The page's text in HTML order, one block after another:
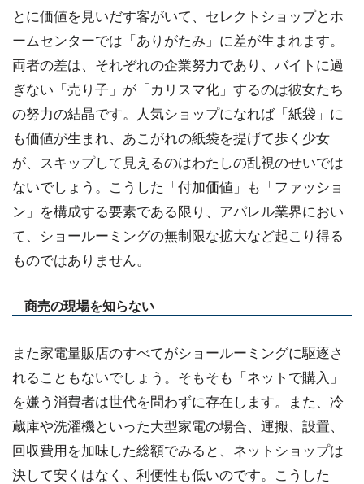
とに価値を見いだす客がいて、セレクトショップとホ
ームセンターでは「ありがたみ」に差が生まれます。
両者の差は、それぞれの企業努力であり、バイトに過
ぎない「売り子」が「カリスマ化」するのは彼女たち
の努力の結晶です。人気ショップになれば「紙袋」に
も価値が生まれ、あこがれの紙袋を提げて歩く少女
が、スキップして見えるのはわたしの乱視のせいでは
ないでしょう。こうした「付加価値」も「ファッショ
ン」を構成する要素である限り、アパレル業界におい
て、ショールーミングの無制限な拡大など起こり得る
ものではありません。
商売の現場を知らない
また家電量販店のすべてがショールーミングに駆逐さ
れることもないでしょう。そもそも「ネットで購入」
を嫌う消費者は世代を問わずに存在します。また、冷
蔵庫や洗濯機といった大型家電の場合、運搬、設置、
回収費用を加味した総額でみると、ネットショップは
決して安くはなく、利便性も低いのです。こうした